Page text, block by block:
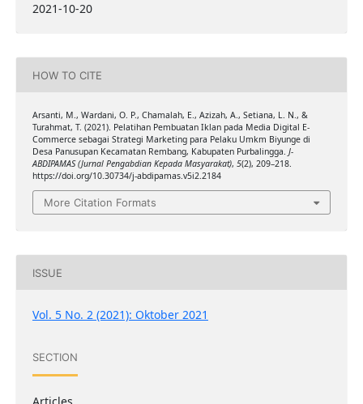
2021-10-20
HOW TO CITE
Arsanti, M., Wardani, O. P., Chamalah, E., Azizah, A., Setiana, L. N., &
Turahmat, T. (2021). Pelatihan Pembuatan Iklan pada Media Digital E-
Commerce sebagai Strategi Marketing para Pelaku Umkm Biyunge di
Desa Panusupan Kecamatan Rembang, Kabupaten Purbalingga. J-
ABDIPAMAS (Jurnal Pengabdian Kepada Masyarakat), 5(2), 209–218.
https://doi.org/10.30734/j-abdipamas.v5i2.2184
More Citation Formats
ISSUE
Vol. 5 No. 2 (2021): Oktober 2021
SECTION